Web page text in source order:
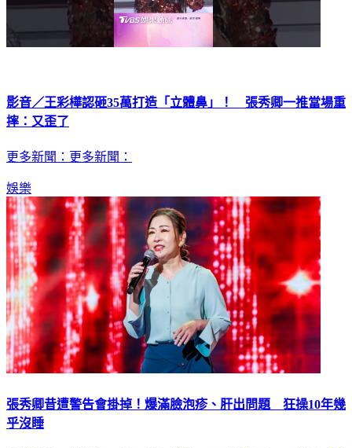
影音／王彩樺認砸35萬打造「立體鼻」！ 張秀卿一推當場重
摔：又歪了
更多新聞：更多新聞：
娛樂
張秀卿昔遭警告會掛掉！爆滿臉泡疹、肝出問題 狂操10年幾
乎沒睡